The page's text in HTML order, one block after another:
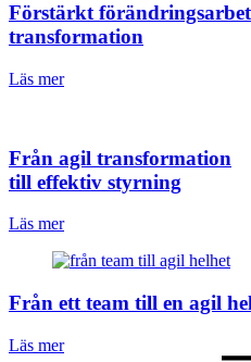
Förstärkt
transformation
Läs mer
Från agil transformation
till effektiv styrning
Läs mer
Från ett team till en agil
Läs mer